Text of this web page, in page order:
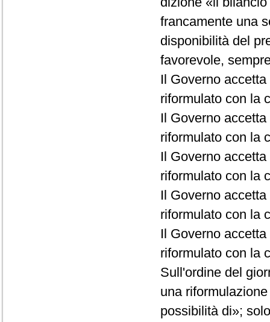
francamente una
disponibilità del
favorevole,
Il Governo
riformulato con la
Il Governo
riformulato con la
Il Governo
riformulato con la
Il Governo
riformulato con la
Il Governo
riformulato con la
Sull'ordine del
una
possibilità di»;